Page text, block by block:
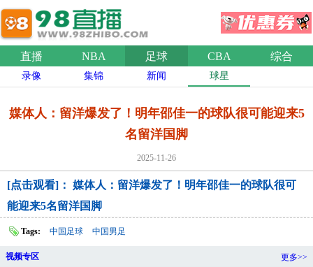
直播 NBA 足球 CBA 综合
录像 集锦 新闻 球星
媒体人：留洋爆发了！明年邵佳一的球队很可能迎来5
名留洋国脚
2025-11-26
[点击观看]： 媒体人：留洋爆发了！明年邵佳一的球队很可
能迎来5名留洋国脚
Tags: 中国足球 中国男足
视频专区 更多>>